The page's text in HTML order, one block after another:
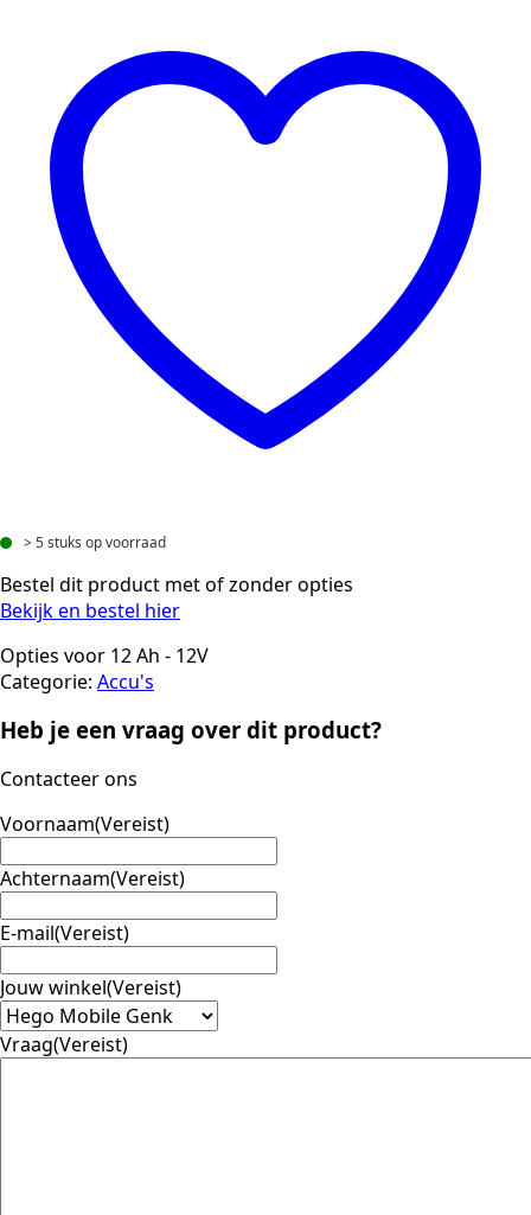
> 5 stuks op voorraad
Bestel dit product met of zonder opties
Bekijk en bestel hier
Opties voor 12 Ah - 12V
Categorie: Accu's
Heb je een vraag over dit product?
Contacteer ons
Voornaam(Vereist)
Achternaam(Vereist)
E-mail(Vereist)
Jouw winkel(Vereist)
Vraag(Vereist)